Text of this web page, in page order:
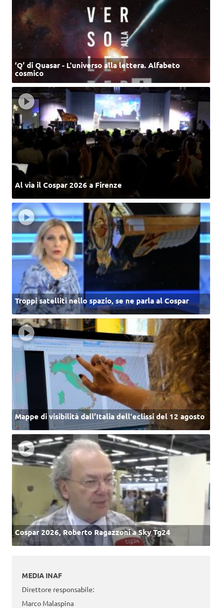
‘Q’ di Quasar - L'universo alla lettera. Alfabeto
cosmico
Al via il Cospar 2026 a Firenze
Troppi satelliti nello spazio, se ne parla al Cospar
Mappe di visibilità dall’Italia dell'eclissi del 12 agosto
Cospar 2026, Roberto Ragazzoni a Sky Tg24
MEDIA INAF
Direttore responsabile:
Marco Malaspina